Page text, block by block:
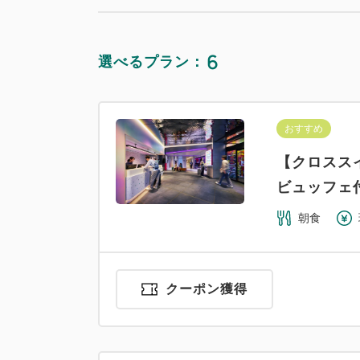
選べるプラン： 6
おすすめ
【クロス
ビュッフェ
朝食
クーポン獲得